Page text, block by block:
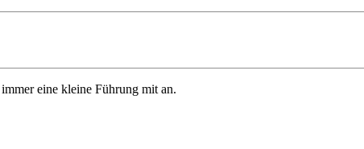
eine kleine Führung mit an.